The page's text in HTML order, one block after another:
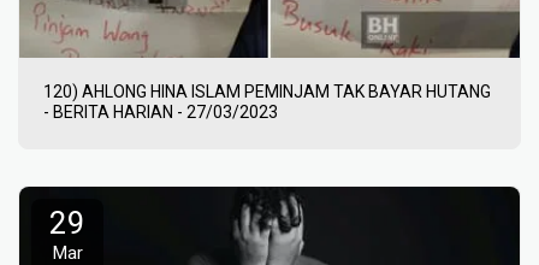
120) AHLONG HINA ISLAM PEMINJAM TAK BAYAR HUTANG
- BERITA HARIAN - 27/03/2023
29
Mar